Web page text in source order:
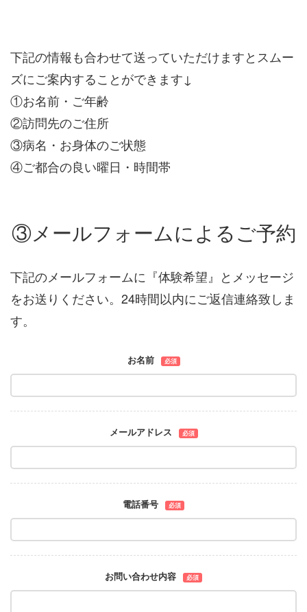
下記の情報も合わせて送っていただけますとスムー
ズにご案内することができます↓
①お名前・ご年齢
②訪問先のご住所
③病名・お身体のご状態
④ご都合の良い曜日・時間帯
③メールフォームによるご予約
下記のメールフォームに『体験希望』とメッセージ
をお送りください。24時間以内にご返信連絡致しま
す。
お名前 必須
メールアドレス 必須
電話番号 必須
お問い合わせ内容 必須